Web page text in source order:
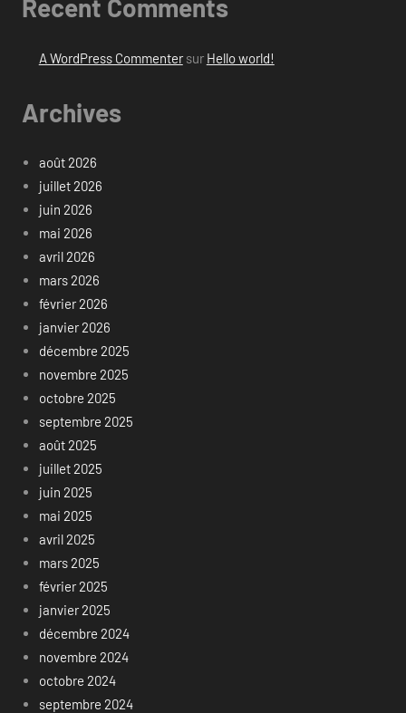
Recent Comments
A WordPress Commentersur Hello world!
Archives
août 2026
juillet 2026
juin 2026
mai 2026
avril 2026
mars 2026
février 2026
janvier 2026
décembre 2025
novembre 2025
octobre 2025
septembre 2025
août 2025
juillet 2025
juin 2025
mai 2025
avril 2025
mars 2025
février 2025
janvier 2025
décembre 2024
novembre 2024
octobre 2024
septembre 2024